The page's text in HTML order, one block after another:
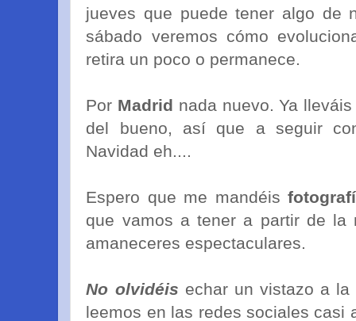
jueves que puede tener algo
sábado veremos cómo
retira un poco o permanece.
Por Madrid nada nuevo. Ya
del bueno, así que a seguir
Navidad eh....
Espero que me mandéis
que vamos a tener a partir de la
amaneceres espectaculares.
No olvidéis echar un vistazo a
leemos en las redes sociales casi